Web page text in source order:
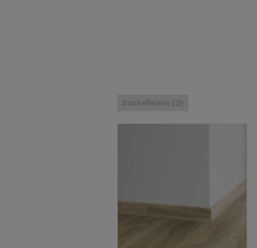
Sockelleiste (2)